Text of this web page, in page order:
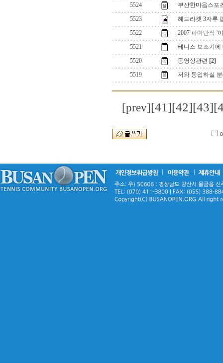
5524
부산한마음스포
5523
헤드라켓 3자루
5522
2007 파마단식 '
5521
테니스 보조기에
5520
동영상관련 [2]
5519
저와 동업하실
[prev][41][42][43]